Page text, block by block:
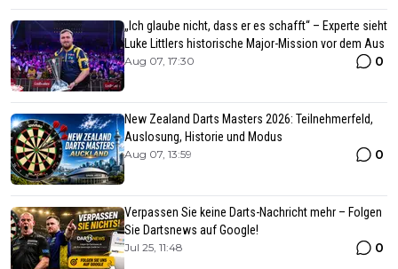
„Ich glaube nicht, dass er es schafft“ – Experte sieht
Luke Littlers historische Major-Mission vor dem Aus
Aug 07, 17:30 0
New Zealand Darts Masters 2026: Teilnehmerfeld,
Auslosung, Historie und Modus
Aug 07, 13:59 0
Verpassen Sie keine Darts-Nachricht mehr – Folgen
Sie Dartsnews auf Google!
Jul 25, 11:48 0